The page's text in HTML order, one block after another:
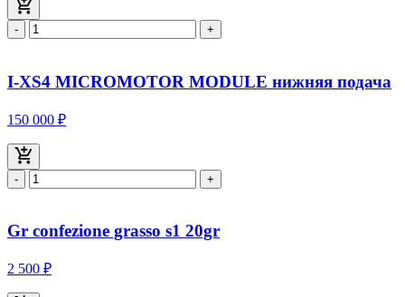
- +
I-XS4 MICROMOTOR MODULE нижняя подача
150 000 ₽
- +
Gr confezione grasso s1 20gr
2 500 ₽